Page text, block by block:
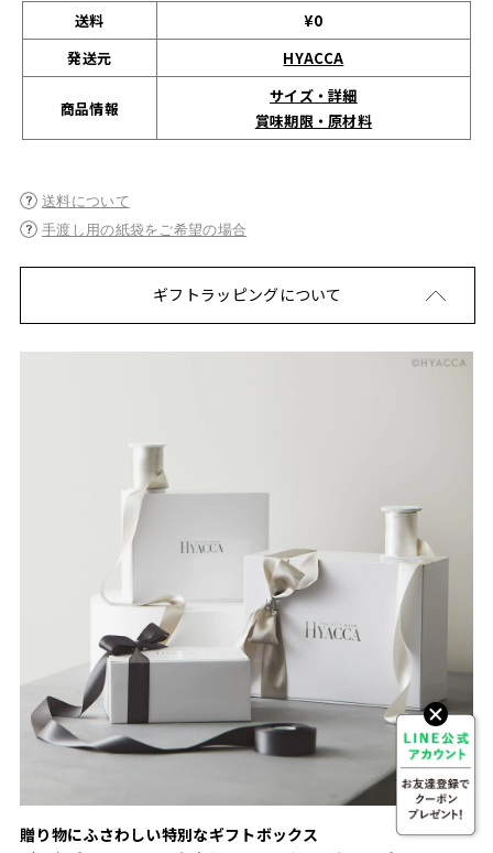
送料
¥0
発送元
HYACCA
商品情報
サイズ・詳細
賞味期限・原材料
送料について
手渡し用の紙袋をご希望の場合
ギフトラッピングについて
贈り物にふさわしい特別なギフトボックス